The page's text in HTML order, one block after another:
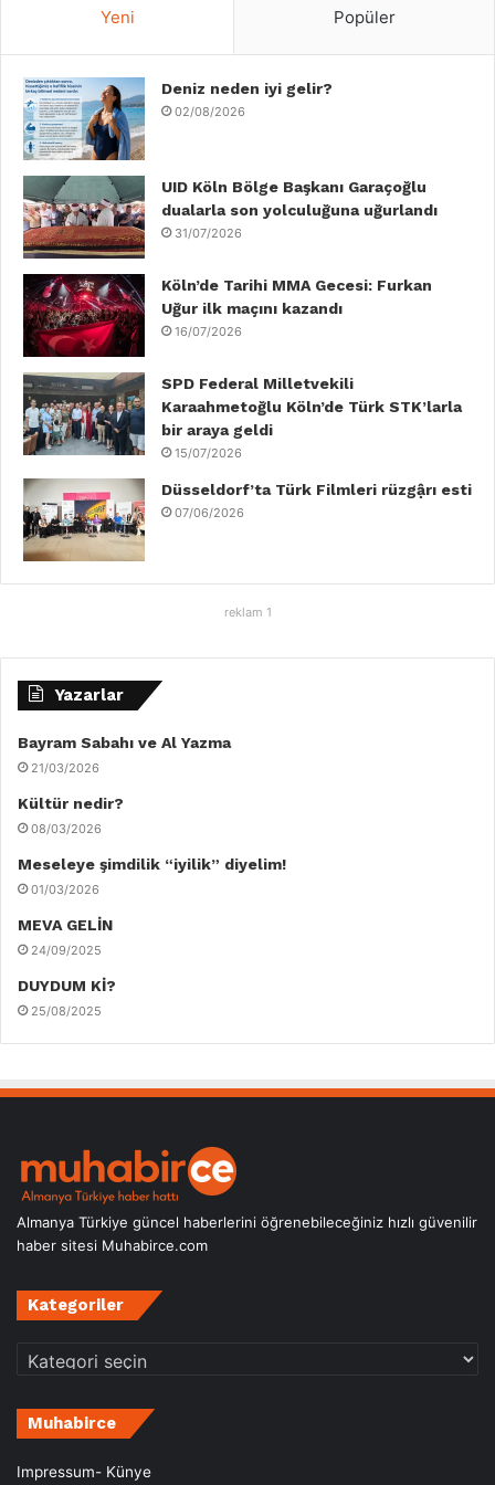
b
o
o
k
t
r
e
I
n
u
e
r
Yeni Popüler
Deniz neden iyi gelir?
02/08/2026
UID Köln Bölge Başkanı Garaçoğlu
dualarla son yolculuğuna uğurlandı
31/07/2026
Köln’de Tarihi MMA Gecesi: Furkan
Uğur ilk maçını kazandı
16/07/2026
SPD Federal Milletvekili
Karaahmetoğlu Köln’de Türk STK’larla
bir araya geldi
15/07/2026
Düsseldorf’ta Türk Filmleri rüzgậrı esti
07/06/2026
reklam 1
Yazarlar
Bayram Sabahı ve Al Yazma
21/03/2026
Kültür nedir?
08/03/2026
Meseleye şimdilik “iyilik” diyelim!
01/03/2026
MEVA GELİN
24/09/2025
DUYDUM Kİ?
25/08/2025
Almanya Türkiye güncel haberlerini öğrenebileceğiniz hızlı güvenilir
haber sitesi Muhabirce.com
Kategoriler
Kategoriler
Muhabirce
Impressum- Künye